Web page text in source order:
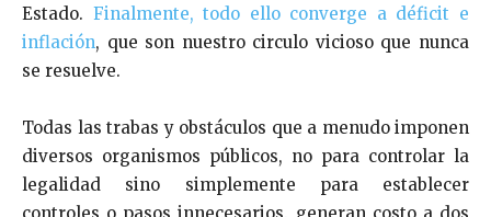
Estado. Finalmente, todo ello converge a déficit e
inflación, que son nuestro circulo vicioso que nunca
se resuelve.
Todas las trabas y obstáculos que a menudo imponen
diversos organismos públicos, no para controlar la
legalidad sino simplemente para establecer